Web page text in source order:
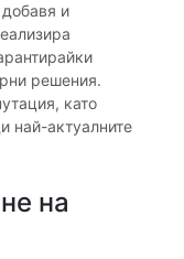
и
решения.
като
най-актуалните
на